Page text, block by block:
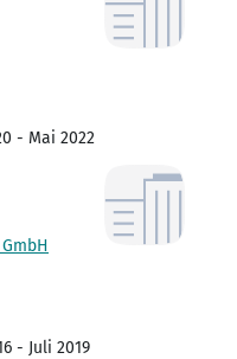
- Mai 2022
- Juli 2019